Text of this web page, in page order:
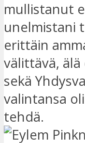
mullistanut
unelmistani
erittäin
välittävä,
sekä
valintansa
tehdä.